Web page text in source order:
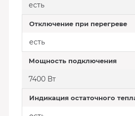
есть
Отключение при перегреве
есть
Мощность подключения
7400 Вт
Индикация остаточного